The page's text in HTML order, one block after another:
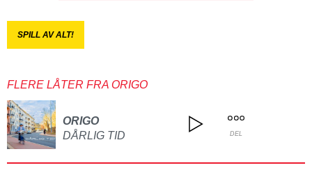
SPILL AV ALT!
FLERE LÅTER FRA ORIGO
ORIGO
DÅRLIG TID
DEL